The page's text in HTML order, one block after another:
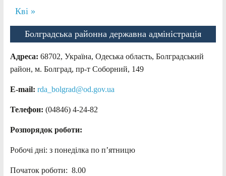
Кві »
Болградська районна державна адміністрація
Адреса: 68702, Україна, Одеська область, Болградський
район, м. Болград, пр-т Соборний, 149
E-mail: rda_bolgrad@od.gov.ua
Телефон: (04846) 4-24-82
Розпорядок роботи:
Робочі дні: з понеділка по п’ятницю
Початок роботи: 8.00